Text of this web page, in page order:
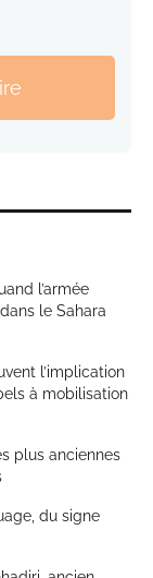
l’armée
le Sahara
l’implication
à mobilisation
plus anciennes
du signe